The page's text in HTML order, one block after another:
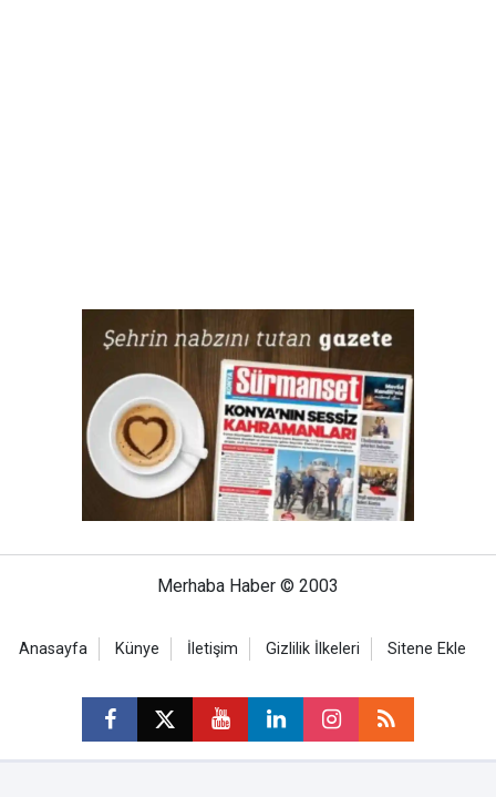
Merhaba Haber © 2003
Anasayfa Künye İletişim Gizlilik İlkeleri Sitene Ekle